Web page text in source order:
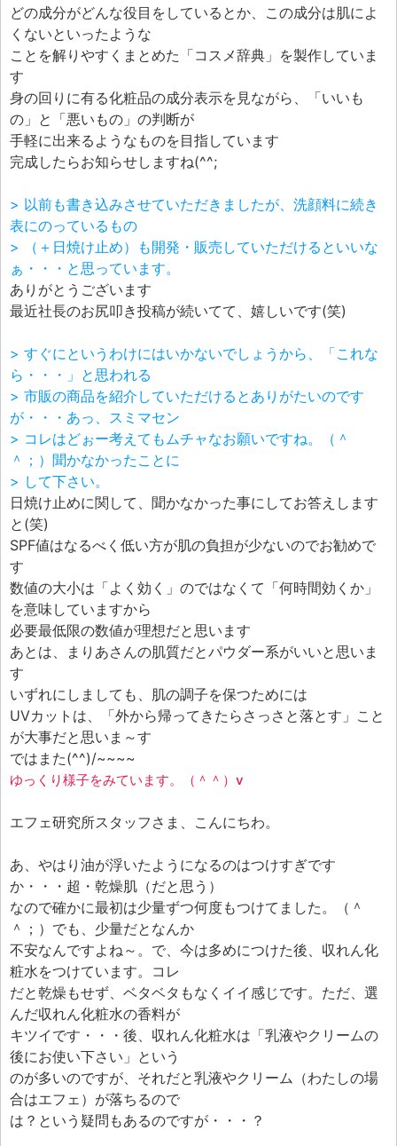
どの成分がどんな役目をしているとか、この成分は肌によ
くないといったような
ことを解りやすくまとめた「コスメ辞典」を製作していま
す
身の回りに有る化粧品の成分表示を見ながら、「いいも
の」と「悪いもの」の判断が
手軽に出来るようなものを目指しています
完成したらお知らせしますね(^^;
> 以前も書き込みさせていただきましたが、洗顔料に続き
表にのっているもの
> （＋日焼け止め）も開発・販売していただけるといいな
ぁ・・・と思っています。
ありがとうございます
最近社長のお尻叩き投稿が続いてて、嬉しいです(笑)
> すぐにというわけにはいかないでしょうから、「これな
ら・・・」と思われる
> 市販の商品を紹介していただけるとありがたいのです
が・・・あっ、スミマセン
> コレはどぉー考えてもムチャなお願いですね。（＾
＾；）聞かなかったことに
> して下さい。
日焼け止めに関して、聞かなかった事にしてお答えします
と(笑)
SPF値はなるべく低い方が肌の負担が少ないのでお勧めで
す
数値の大小は「よく効く」のではなくて「何時間効くか」
を意味していますから
必要最低限の数値が理想だと思います
あとは、まりあさんの肌質だとパウダー系がいいと思いま
す
いずれにしましても、肌の調子を保つためには
UVカットは、「外から帰ってきたらさっさと落とす」こと
が大事だと思いま～す
ではまた(^^)/~~~~
ゆっくり様子をみています。（＾＾）v
エフェ研究所スタッフさま、こんにちわ。
あ、やはり油が浮いたようになるのはつけすぎです
か・・・超・乾燥肌（だと思う）
なので確かに最初は少量ずつ何度もつけてました。（＾
＾；）でも、少量だとなんか
不安なんですよね～。で、今は多めにつけた後、収れん化
粧水をつけています。コレ
だと乾燥もせず、ベタベタもなくイイ感じです。ただ、選
んだ収れん化粧水の香料が
キツイです・・・後、収れん化粧水は「乳液やクリームの
後にお使い下さい」という
のが多いのですが、それだと乳液やクリーム（わたしの場
合はエフェ）が落ちるので
は？という疑問もあるのですが・・・？